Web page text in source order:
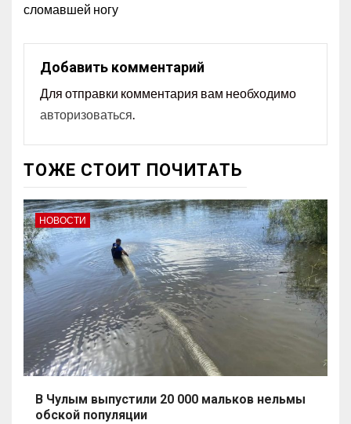
сломавшей ногу
Добавить комментарий
Для отправки комментария вам необходимо
авторизоваться.
ТОЖЕ СТОИТ ПОЧИТАТЬ
НОВОСТИ
В Чулым выпустили 20 000 мальков нельмы
обской популяции